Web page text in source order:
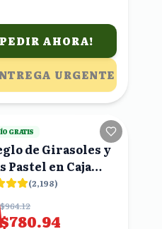
AHORA!
URGENTE
10viendo
GRATIS
de Girasoles y
Pastel en Caja
(2,198)
$964.12
$780.94